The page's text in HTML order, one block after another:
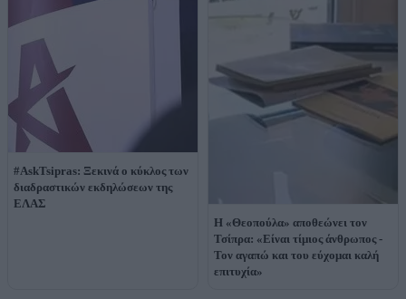
#AskTsipras: Ξεκινά ο κύκλος των
διαδραστικών εκδηλώσεων της
ΕΛΑΣ
Η «Θεοπούλα» αποθεώνει τον
Τσίπρα: «Είναι τίμιος άνθρωπος -
Τον αγαπώ και του εύχομαι καλή
επιτυχία»